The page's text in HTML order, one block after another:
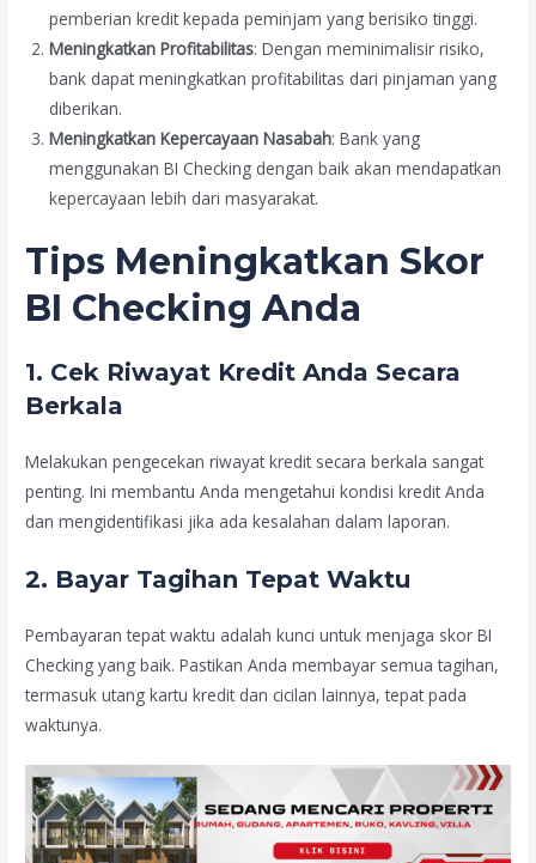
pemberian kredit kepada peminjam yang berisiko tinggi.
Meningkatkan Profitabilitas: Dengan meminimalisir risiko,
bank dapat meningkatkan profitabilitas dari pinjaman yang
diberikan.
Meningkatkan Kepercayaan Nasabah: Bank yang
menggunakan BI Checking dengan baik akan mendapatkan
kepercayaan lebih dari masyarakat.
Tips Meningkatkan Skor
BI Checking Anda
1. Cek Riwayat Kredit Anda Secara
Berkala
Melakukan pengecekan riwayat kredit secara berkala sangat
penting. Ini membantu Anda mengetahui kondisi kredit Anda
dan mengidentifikasi jika ada kesalahan dalam laporan.
2. Bayar Tagihan Tepat Waktu
Pembayaran tepat waktu adalah kunci untuk menjaga skor BI
Checking yang baik. Pastikan Anda membayar semua tagihan,
termasuk utang kartu kredit dan cicilan lainnya, tepat pada
waktunya.